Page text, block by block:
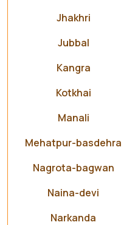
Jhakhri
Jubbal
Kangra
Kotkhai
Manali
Mehatpur-basdehra
Nagrota-bagwan
Naina-devi
Narkanda